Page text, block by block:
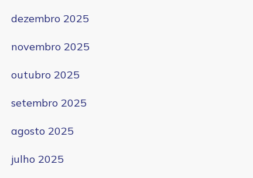
dezembro 2025
novembro 2025
outubro 2025
setembro 2025
agosto 2025
julho 2025